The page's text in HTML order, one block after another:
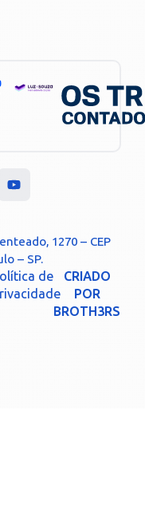
1270 – CEP
– SP.
de
CRIADO
POR
BROTH3RS